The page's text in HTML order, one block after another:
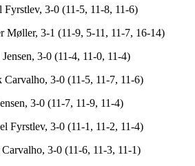
3-0 (11-5, 11-8, 11-6)
Møller, 3-1 (11-9, 5-11, 11-7, 16-14)
3-0 (11-4, 11-0, 11-4)
3-0 (11-5, 11-7, 11-6)
3-0 (11-7, 11-9, 11-4)
Fyrstlev, 3-0 (11-1, 11-2, 11-4)
3-0 (11-6, 11-3, 11-1)